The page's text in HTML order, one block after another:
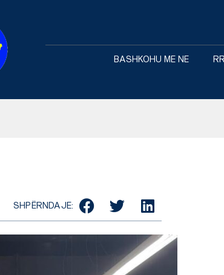
BASHKOHU ME NE
SHPËRNDAJE: